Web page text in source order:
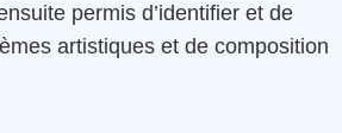
permis d’identifier et de
artistiques et de composition